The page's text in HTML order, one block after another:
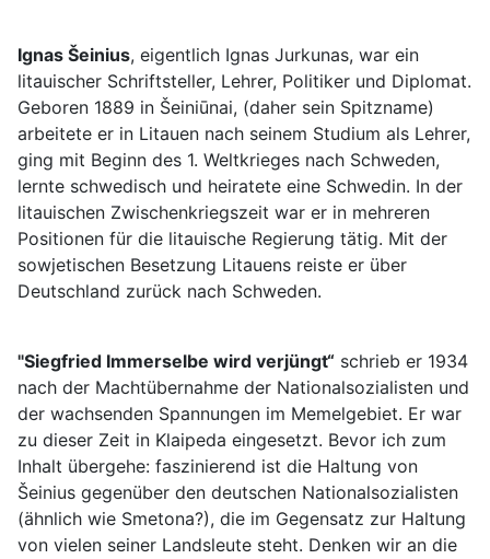
Ignas Šeinius, eigentlich Ignas Jurkunas, war ein
litauischer Schriftsteller, Lehrer, Politiker und Diplomat.
Geboren 1889 in Šeiniūnai, (daher sein Spitzname)
arbeitete er in Litauen nach seinem Studium als Lehrer,
ging mit Beginn des 1. Weltkrieges nach Schweden,
lernte schwedisch und heiratete eine Schwedin. In der
litauischen Zwischenkriegszeit war er in mehreren
Positionen für die litauische Regierung tätig. Mit der
sowjetischen Besetzung Litauens reiste er über
Deutschland zurück nach Schweden.
"Siegfried Immerselbe wird verjüngt“ schrieb er 1934
nach der Machtübernahme der Nationalsozialisten und
der wachsenden Spannungen im Memelgebiet. Er war
zu dieser Zeit in Klaipeda eingesetzt. Bevor ich zum
Inhalt übergehe: faszinierend ist die Haltung von
Šeinius gegenüber den deutschen Nationalsozialisten
(ähnlich wie Smetona?), die im Gegensatz zur Haltung
von vielen seiner Landsleute steht. Denken wir an die